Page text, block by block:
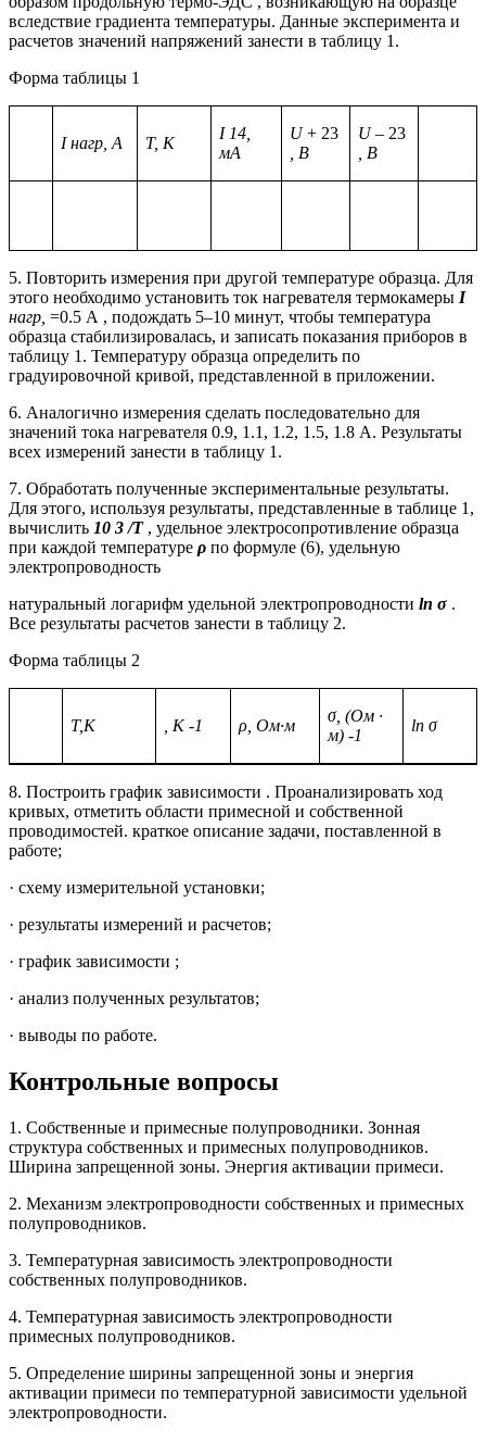
вследствие градиента температуры. Данные эксперимента и
расчетов значений напряжений занести в таблицу 1.
Форма таблицы 1
I нагр, А Т, K
I 14,
мА
U+ 23
, В
U– 23
, В
5. Повторить измерения при другой температуре образца. Для
этого необходимо установить ток нагревателя термокамеры I
нагр, =0.5 А , подождать 5–10 минут, чтобы температура
образца стабилизировалась, и записать показания приборов в
таблицу 1. Температуру образца определить по
градуировочной кривой, представленной в приложении.
6. Аналогично измерения сделать последовательно для
значений тока нагревателя 0.9, 1.1, 1.2, 1.5, 1.8 А. Результаты
всех измерений занести в таблицу 1.
7. Обработать полученные экспериментальные результаты.
Для этого, используя результаты, представленные в таблице 1,
вычислить 10 3 /Т , удельное электросопротивление образца
при каждой температуре ρ по формуле (6), удельную
электропроводность
натуральный логарифм удельной электропроводности ln σ .
Все результаты расчетов занести в таблицу 2.
Форма таблицы 2
T,K K -1 ρ, Ом·м
σ, (Ом ·
м) -1
ln σ
8. Построить график зависимости . Проанализировать ход
кривых, отметить области примесной и собственной
проводимостей. краткое описание задачи, поставленной в
работе;
· схему измерительной установки;
· результаты измерений и расчетов;
· график зависимости ;
· анализ полученных результатов;
· выводы по работе.
Контрольные вопросы
1. Собственные и примесные полупроводники. Зонная
структура собственных и примесных полупроводников.
Ширина запрещенной зоны. Энергия активации примеси.
2. Механизм электропроводности собственных и примесных
полупроводников.
3. Температурная зависимость электропроводности
собственных полупроводников.
4. Температурная зависимость электропроводности
примесных полупроводников.
5. Определение ширины запрещенной зоны и энергия
активации примеси по температурной зависимости удельной
электропроводности.